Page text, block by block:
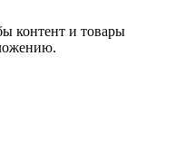
контент и товары